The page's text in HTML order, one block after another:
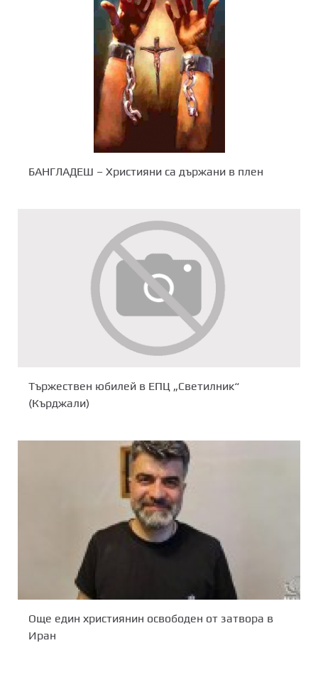
БАНГЛАДЕШ – Християни са държани в плен
Тържествен юбилей в ЕПЦ „Светилник“
(Кърджали)
Още един християнин освободен от затвора в
Иран